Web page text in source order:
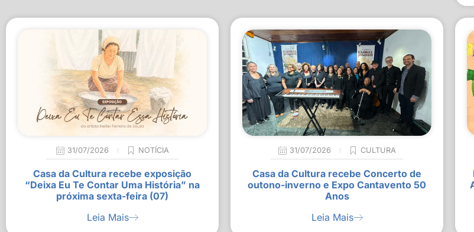
31/07/2026 NOTÍCIA
Casa da Cultura recebe exposição
“Deixa Eu Te Contar Uma História” na
próxima sexta-feira (07)
Leia Mais
31/07/2026 CULTURA
Casa da Cultura recebe Concerto de
outono-inverno e Expo Cantavento 50
Anos
Leia Mais